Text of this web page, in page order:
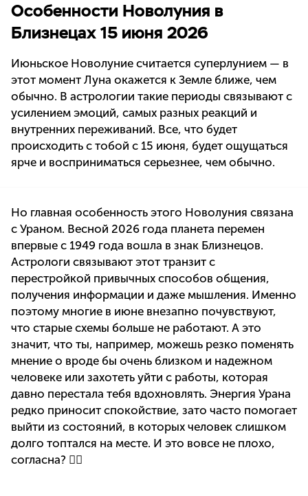
Особенности Новолуния в
Близнецах 15 июня 2026
Июньское Новолуние считается суперлунием — в
этот момент Луна окажется к Земле ближе, чем
обычно. В астрологии такие периоды связывают с
усилением эмоций, самых разных реакций и
внутренних переживаний. Все, что будет
происходить с тобой с 15 июня, будет ощущаться
ярче и восприниматься серьезнее, чем обычно.
Но главная особенность этого Новолуния связана
с Ураном. Весной 2026 года планета перемен
впервые с 1949 года вошла в знак Близнецов.
Астрологи связывают этот транзит с
перестройкой привычных способов общения,
получения информации и даже мышления. Именно
поэтому многие в июне внезапно почувствуют,
что старые схемы больше не работают. А это
значит, что ты, например, можешь резко поменять
мнение о вроде бы очень близком и надежном
человеке или захотеть уйти с работы, которая
давно перестала тебя вдохновлять. Энергия Урана
редко приносит спокойствие, зато часто помогает
выйти из состояний, в которых человек слишком
долго топтался на месте. И это вовсе не плохо,
согласна? 🙂‍↕️